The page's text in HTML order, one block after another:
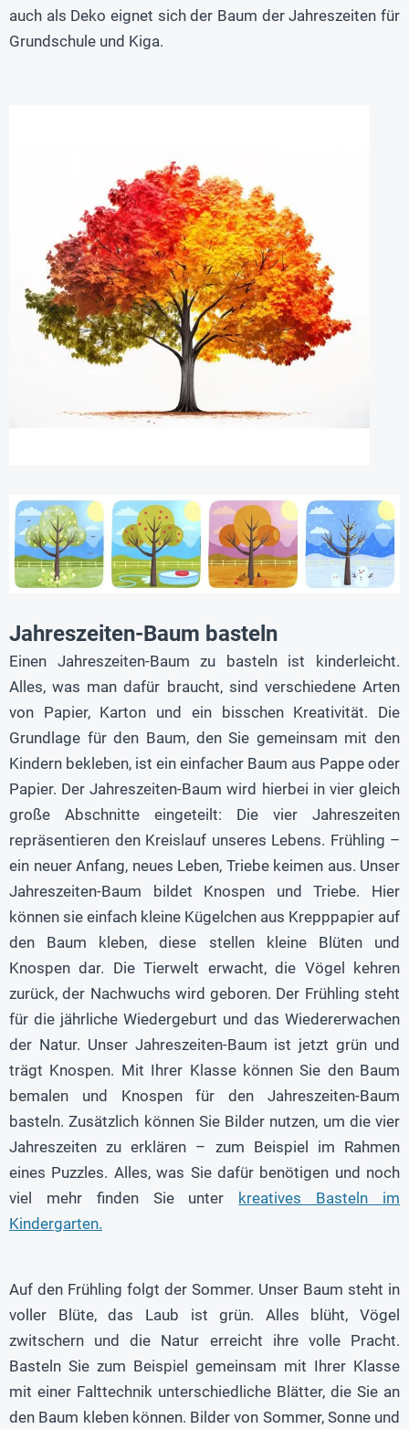
auch als Deko eignet sich der Baum der Jahreszeiten für
Grundschule und Kiga.
Jahreszeiten-Baum basteln
Einen Jahreszeiten-Baum zu basteln ist kinderleicht.
Alles, was man dafür braucht, sind verschiedene Arten
von Papier, Karton und ein bisschen Kreativität. Die
Grundlage für den Baum, den Sie gemeinsam mit den
Kindern bekleben, ist ein einfacher Baum aus Pappe oder
Papier. Der Jahreszeiten-Baum wird hierbei in vier gleich
große Abschnitte eingeteilt: Die vier Jahreszeiten
repräsentieren den Kreislauf unseres Lebens. Frühling –
ein neuer Anfang, neues Leben, Triebe keimen aus. Unser
Jahreszeiten-Baum bildet Knospen und Triebe. Hier
können sie einfach kleine Kügelchen aus Krepppapier auf
den Baum kleben, diese stellen kleine Blüten und
Knospen dar. Die Tierwelt erwacht, die Vögel kehren
zurück, der Nachwuchs wird geboren. Der Frühling steht
für die jährliche Wiedergeburt und das Wiedererwachen
der Natur. Unser Jahreszeiten-Baum ist jetzt grün und
trägt Knospen. Mit Ihrer Klasse können Sie den Baum
bemalen und Knospen für den Jahreszeiten-Baum
basteln. Zusätzlich können Sie Bilder nutzen, um die vier
Jahreszeiten zu erklären – zum Beispiel im Rahmen
eines Puzzles. Alles, was Sie dafür benötigen und noch
viel mehr finden Sie unter kreatives Basteln im
Kindergarten.
Auf den Frühling folgt der Sommer. Unser Baum steht in
voller Blüte, das Laub ist grün. Alles blüht, Vögel
zwitschern und die Natur erreicht ihre volle Pracht.
Basteln Sie zum Beispiel gemeinsam mit Ihrer Klasse
mit einer Falttechnik unterschiedliche Blätter, die Sie an
den Baum kleben können. Bilder von Sommer, Sonne und